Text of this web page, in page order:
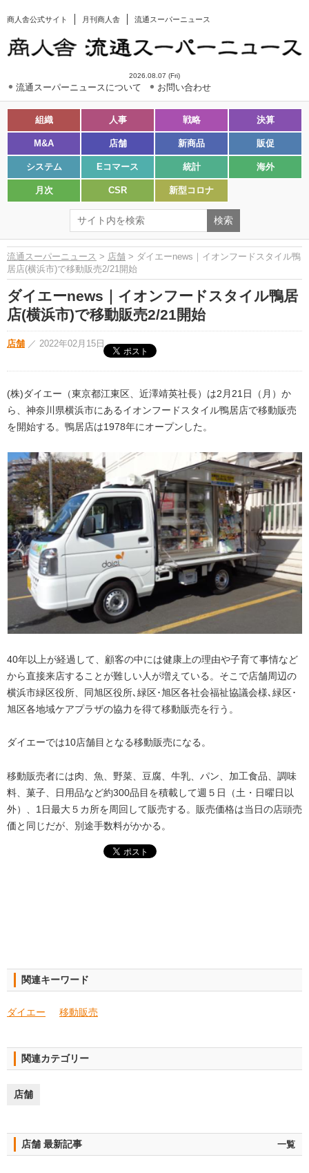
商人舎公式サイト 月刊商人舎 流通スーパーニュース
2026.08.07 (Fri)
流通スーパーニュースについて お問い合わせ
組織 人事 戦略 決算
M&A 店舗 新商品 販促
システム Eコマース 統計 海外
月次 CSR 新型コロナ
流通スーパーニュース > 店舗 > ダイエーnews｜イオンフードスタイル鴨
居店(横浜市)で移動販売2/21開始
ダイエーnews｜イオンフードスタイル鴨居
店(横浜市)で移動販売2/21開始
店舗 ／ 2022年02月15日
(株)ダイエー（東京都江東区、近澤靖英社長）は2月21日（月）か
ら、神奈川県横浜市にあるイオンフードスタイル鴨居店で移動販売
を開始する。鴨居店は1978年にオープンした。
40年以上が経過して、顧客の中には健康上の理由や子育て事情など
から直接来店することが難しい人が増えている。そこで店舗周辺の
横浜市緑区役所、同旭区役所､緑区･旭区各社会福祉協議会様､緑区･
旭区各地域ケアプラザの協力を得て移動販売を行う。
ダイエーでは10店舗目となる移動販売になる。
移動販売者には肉、魚、野菜、豆腐、牛乳、パン、加工食品、調味
料、菓子、日用品など約300品目を積載して週５日（土・日曜日以
外）、1日最大５カ所を周回して販売する。販売価格は当日の店頭売
価と同じだが、別途手数料がかかる。
関連キーワード
ダイエー 移動販売
関連カテゴリー
店舗
店舗 最新記事 一覧